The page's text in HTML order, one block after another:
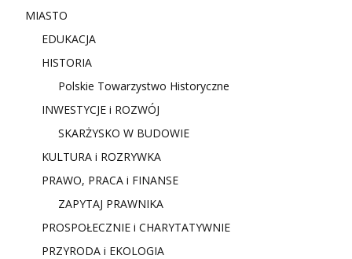
MIASTO
EDUKACJA
HISTORIA
Polskie Towarzystwo Historyczne
INWESTYCJE i ROZWÓJ
SKARŻYSKO W BUDOWIE
KULTURA i ROZRYWKA
PRAWO, PRACA i FINANSE
ZAPYTAJ PRAWNIKA
PROSPOŁECZNIE i CHARYTATYWNIE
PRZYRODA i EKOLOGIA